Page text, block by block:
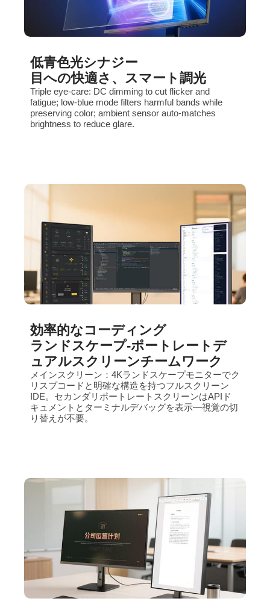
低青色光シナジー
目への快適さ、スマート調光
Triple eye‑care: DC dimming to cut flicker and
fatigue; low‑blue mode filters harmful bands while
preserving color; ambient sensor auto‑matches
brightness to reduce glare.
効率的なコーディング
ランドスケープ-ポートレートデ
ュアルスクリーンチームワーク
メインスクリーン：4Kランドスケープモニターでク
リスプコードと明確な構造を持つフルスクリーン
IDE。セカンダリポートレートスクリーンはAPIド
キュメントとターミナルデバッグを表示—視覚の切
り替えが不要。